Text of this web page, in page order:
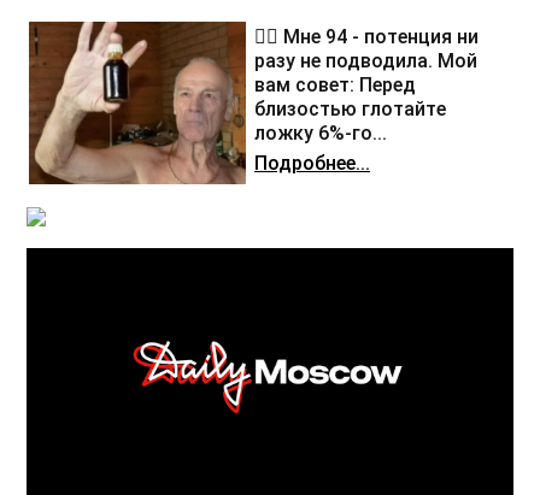
❤️‍🔥 Мне 94 - потенция ни
разу не подводила. Мой
вам совет: Перед
близостью глотайте
ложку 6%-го...
Подробнее...